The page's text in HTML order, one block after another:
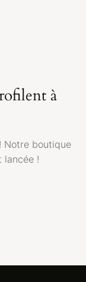
à
Notre boutique
lancée !